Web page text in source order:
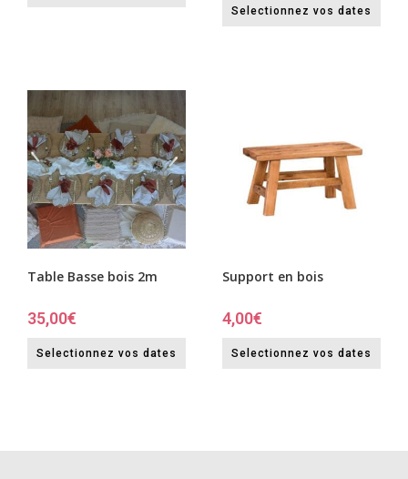
Selectionnez vos dates
Table Basse bois 2m
35,00€
Selectionnez vos dates
Support en bois
4,00€
Selectionnez vos dates